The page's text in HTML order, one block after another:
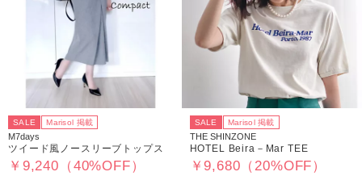
SALE Marisol 掲載
M7days
ツイード風ノースリーブトップス
￥9,240（40%OFF）
SALE Marisol 掲載
THE SHINZONE
HOTEL Beira－Mar TEE
￥9,680（20%OFF）